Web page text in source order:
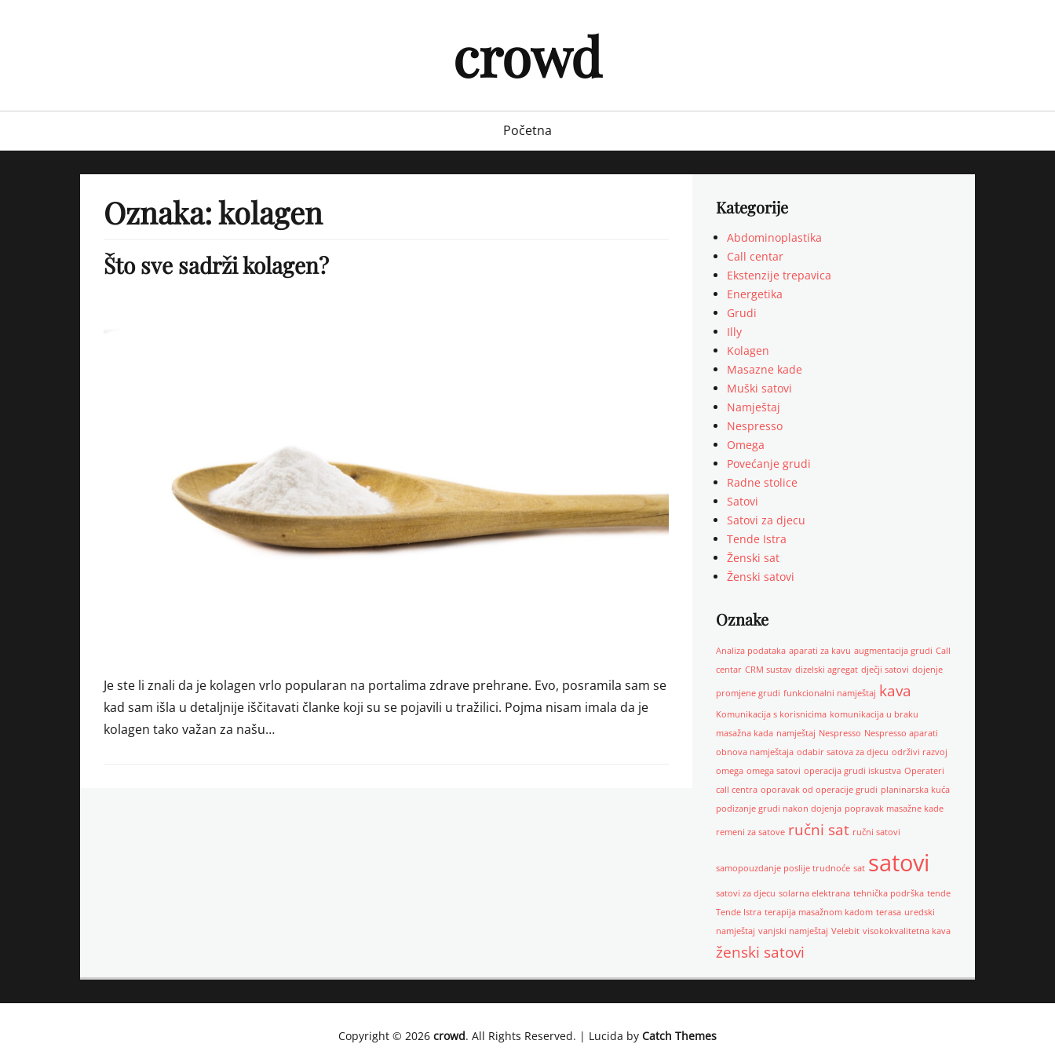
crowd
menu
Početna
Oznaka:kolagen
Što sve sadrži kolagen?
Je ste li znali da je kolagen vrlo popularan na portalima zdrave prehrane. Evo, posramila sam se
kad sam išla u detaljnije iščitavati članke koji su se pojavili u tražilici. Pojma nisam imala da je
kolagen tako važan za našu…
Kategorije
Abdominoplastika
Call centar
Ekstenzije trepavica
Energetika
Grudi
Illy
Kolagen
Masazne kade
Muški satovi
Namještaj
Nespresso
Omega
Povećanje grudi
Radne stolice
Satovi
Satovi za djecu
Tende Istra
Ženski sat
Ženski satovi
Oznake
Analiza podataka aparati za kavu augmentacija grudi Call
centar CRM sustav dizelski agregat dječji satovi dojenje
promjene grudi funkcionalni namještaj kava
Komunikacija s korisnicima komunikacija u braku
masažna kada namještaj Nespresso Nespresso aparati
obnova namještaja odabir satova za djecu održivi razvoj
omega omega satovi operacija grudi iskustva Operateri
call centra oporavak od operacije grudi planinarska kuća
podizanje grudi nakon dojenja popravak masažne kade
remeni za satove ručni sat ručni satovi
samopouzdanje poslije trudnoće sat satovi
satovi za djecu solarna elektrana tehnička podrška tende
Tende Istra terapija masažnom kadom terasa uredski
namještaj vanjski namještaj Velebit visokokvalitetna kava
ženski satovi
Copyright © 2026 crowd. All Rights Reserved. | Lucida by Catch Themes